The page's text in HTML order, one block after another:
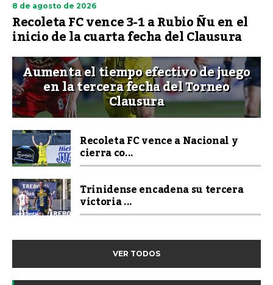
8 de agosto de 2026
Recoleta FC vence 3-1 a Rubio Ñu en el
inicio de la cuarta fecha del Clausura
Aumenta el tiempo efectivo de juego
en la tercera fecha del Torneo
Clausura
Recoleta FC vence a Nacional y
cierra co...
Trinidense encadena su tercera
victoria ...
VER TODOS